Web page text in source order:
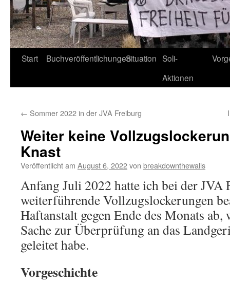
Start BuchveröffentlichungenSituation Soli-
Aktionen
← Sommer 2022 in der JVA Freiburg
Weiter keine
Knast
Veröffentlicht am August 6, 2022von breakdownthewalls
Anfang Juli 2022 hatte ich bei der JVA
weiterführende Vollzugslockerungen
Haftanstalt gegen Ende des Monats ab,
Sache zur Überprüfung an das
geleitet habe.
Vorgeschichte